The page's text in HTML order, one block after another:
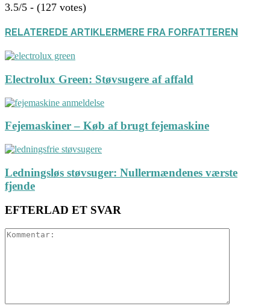
3.5/5 - (127 votes)
RELATEREDE ARTIKLERMERE FRA FORFATTEREN
Electrolux Green: Støvsugere af affald
Fejemaskiner – Køb af brugt fejemaskine
Ledningsløs støvsuger: Nullermændenes værste
fjende
EFTERLAD ET SVAR